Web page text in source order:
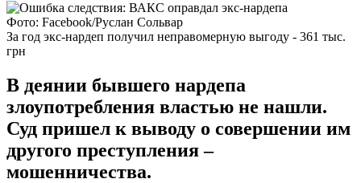
Фото: Facebook/Руслан Сольвар
За год экс-нардеп получил неправомерную выгоду - 361 тыс.
грн
В деянии бывшего нардепа
злоупотребления властью не нашли.
Суд пришел к выводу о совершении им
другого преступления –
мошенничества.